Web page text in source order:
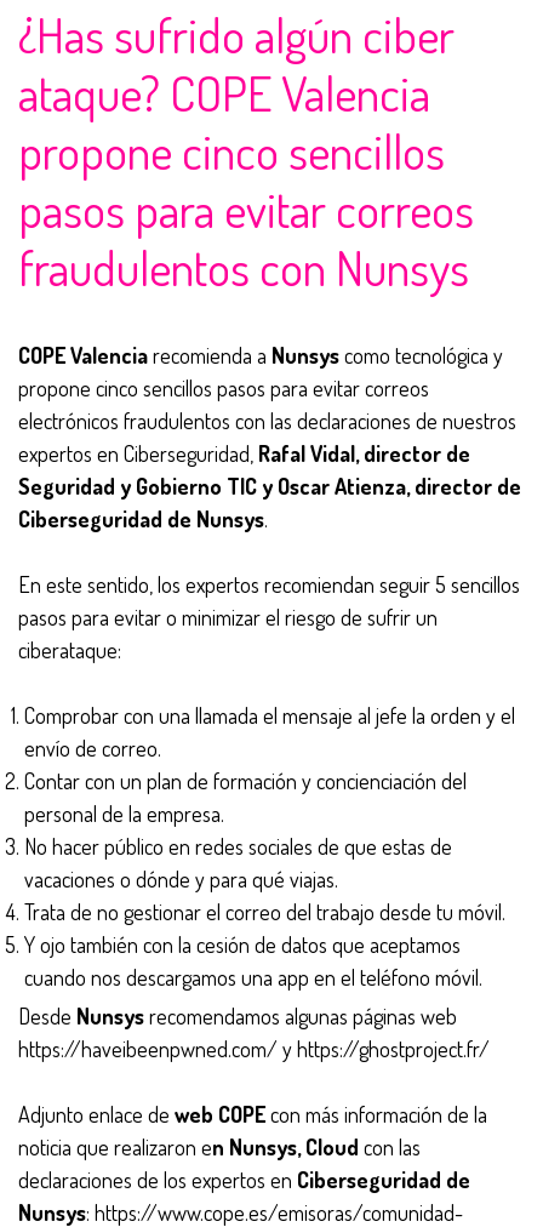
¿Has sufrido algún ciber
ataque? COPE Valencia
propone cinco sencillos
pasos para evitar correos
fraudulentos con Nunsys
COPE Valenciarecomienda a Nunsyscomo tecnológica y
propone cinco sencillos pasos para evitar correos
electrónicos fraudulentos con las declaraciones de nuestros
expertos en Ciberseguridad, Rafal Vidal, director de
Seguridad y Gobierno TIC y Oscar Atienza, director de
Ciberseguridad de Nunsys.
En este sentido, los expertos recomiendan seguir 5 sencillos
pasos para evitar o minimizar el riesgo de sufrir un
ciberataque:
Comprobar con una llamada el mensaje al jefe la orden y el
envío de correo.
Contar con un plan de formación y concienciación del
personal de la empresa.
No hacer público en redes sociales de que estas de
vacaciones o dónde y para qué viajas.
Trata de no gestionar el correo del trabajo desde tu móvil.
Y ojo también con la cesión de datos que aceptamos
cuando nos descargamos una app en el teléfono móvil.
Desde Nunsysrecomendamos algunas páginas web
https://haveibeenpwned.com/ y https://ghostproject.fr/
Adjunto enlace de web COPEcon más información de la
noticia que realizaron en Nunsys, Cloud con las
declaraciones de los expertos en Ciberseguridad de
Nunsys: https://www.cope.es/emisoras/comunidad-